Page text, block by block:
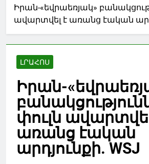
Իրան-«եվրաեռյակ»
ավարտվել է առանց էական
ԼՐԱՀՈՍ
Իրան-
փուլն
առանց էական
արդյունքի. WSJ